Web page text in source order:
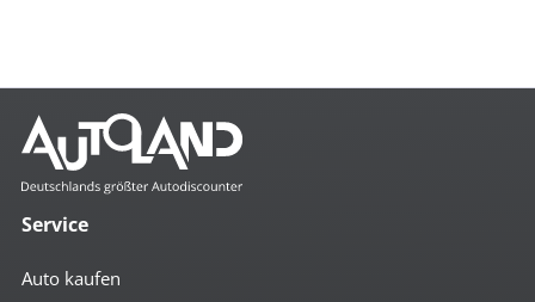
Service
Auto kaufen